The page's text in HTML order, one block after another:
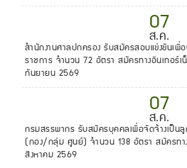
07
ส.ค.
สำนักงานศาลปกครอง รับสมัครสอบแข่งขันเพื่
ราชการ จำนวน 72 อัตรา สมัครทางอินเทอร์
กันยายน 2569
07
ส.ค.
กรมสรรพากร รับสมัครบุคคลเพื่อจัดจ้างเป็นลู
(กอง/กลุ่ม ศูนย์) จำนวน 138 อัตรา สมัครทา
สิงหาคม 2569